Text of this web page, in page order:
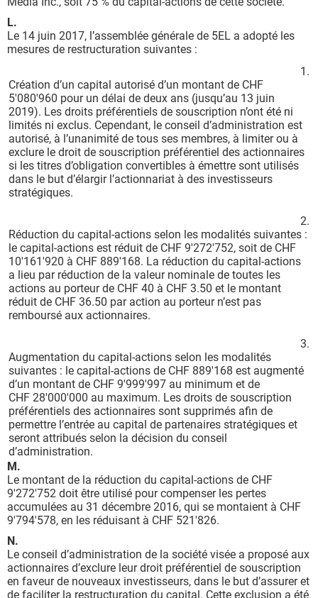
L.
Le 14 juin 2017, l’assemblée générale de 5EL a adopté les
mesures de restructuration suivantes :
1.
Création d’un capital autorisé d’un montant de CHF
5'080'960 pour un délai de deux ans (jusqu’au 13 juin
2019). Les droits préférentiels de souscription n’ont été ni
limités ni exclus. Cependant, le conseil d’administration est
autorisé, à l’unanimité de tous ses membres, à limiter ou à
exclure le droit de souscription préférentiel des actionnaires
si les titres d’obligation convertibles à émettre sont utilisés
dans le but d’élargir l’actionnariat à des investisseurs
stratégiques.
2.
Réduction du capital-actions selon les modalités suivantes :
le capital-actions est réduit de CHF 9'272'752, soit de CHF
10'161'920 à CHF 889'168. La réduction du capital-actions
a lieu par réduction de la valeur nominale de toutes les
actions au porteur de CHF 40 à CHF 3.50 et le montant
réduit de CHF 36.50 par action au porteur n’est pas
remboursé aux actionnaires.
3.
Augmentation du capital-actions selon les modalités
suivantes : le capital-actions de CHF 889'168 est augmenté
d’un montant de CHF 9'999'997 au minimum et de
CHF 28'000'000 au maximum. Les droits de souscription
préférentiels des actionnaires sont supprimés afin de
permettre l’entrée au capital de partenaires stratégiques et
seront attribués selon la décision du conseil
d’administration.
M.
Le montant de la réduction du capital-actions de CHF
9'272'752 doit être utilisé pour compenser les pertes
accumulées au 31 décembre 2016, qui se montaient à CHF
9'794'578, en les réduisant à CHF 521'826.
N.
Le conseil d’administration de la société visée a proposé aux
actionnaires d’exclure leur droit préférentiel de souscription
en faveur de nouveaux investisseurs, dans le but d’assurer et
de faciliter la restructuration du capital. Cette exclusion a été